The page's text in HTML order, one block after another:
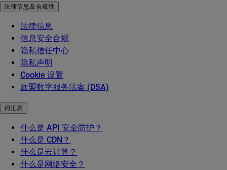
法律信息及合规性
法律信息
信息安全合规
隐私信任中心
隐私声明
Cookie 设置
欧盟数字服务法案 (DSA)
词汇表
什么是 API 安全防护？
什么是 CDN？
什么是云计算？
什么是网络安全？